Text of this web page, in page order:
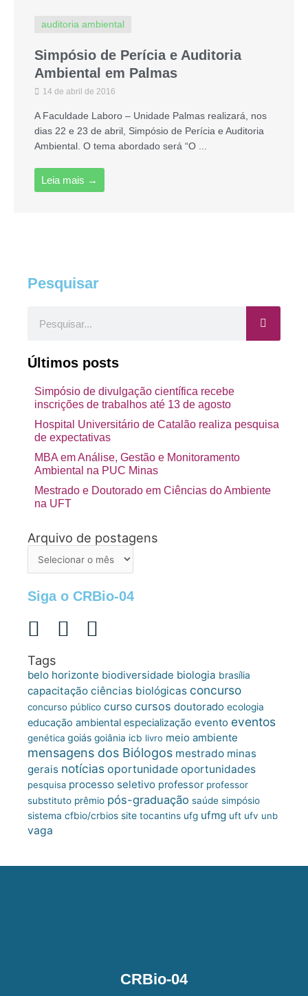
auditoria ambiental
Simpósio de Perícia e Auditoria
Ambiental em Palmas
14 de abril de 2016
A Faculdade Laboro – Unidade Palmas realizará, nos
dias 22 e 23 de abril, Simpósio de Perícia e Auditoria
Ambiental. O tema abordado será “O ...
Leia mais →
Pesquisar
Últimos posts
Simpósio de divulgação científica recebe
inscrições de trabalhos até 13 de agosto
Hospital Universitário de Catalão realiza pesquisa
de expectativas
MBA em Análise, Gestão e Monitoramento
Ambiental na PUC Minas
Mestrado e Doutorado em Ciências do Ambiente
na UFT
Arquivo de postagens
Arquivo
Siga o CRBio-04
Tags
belo horizonte biodiversidade biologia brasília
capacitação ciências biológicas concurso
concurso público curso cursos doutorado ecologia
educação ambiental especialização evento eventos
genética goiás goiânia icb livro meio ambiente
mensagens dos Biólogos mestrado minas
gerais notícias oportunidade oportunidades
pesquisa processo seletivo professor professor
substituto prêmio pós-graduação saúde simpósio
sistema cfbio/crbios site tocantins ufg ufmg uft ufv unb
vaga
CRBio-04